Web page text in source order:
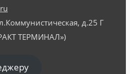
д.25 Г
ТЕРМИНАЛ»)